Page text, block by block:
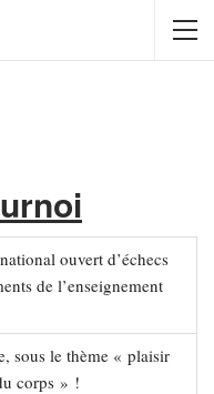
ouvert d’échecs
de l’enseignement
sous le thème « plaisir
corps » !